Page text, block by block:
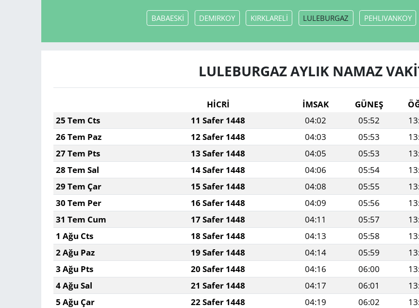
BABAESKİ DEMIRKOY KIRKLARELİ LULEBURGAZ PEHLIVANKOY
LULEBURGAZ AYLIK NAMAZ
HİCRİ İMSAK GÜNEŞ
25 Tem Cts
11 Safer 1448 04:02 05:52
26 Tem Paz
12 Safer 1448 04:03 05:53
27 Tem Pts
13 Safer 1448 04:05 05:53
28 Tem Sal
14 Safer 1448 04:06 05:54
29 Tem Çar
15 Safer 1448 04:08 05:55
30 Tem Per
16 Safer 1448 04:09 05:56
31 Tem Cum
17 Safer 1448 04:11 05:57
1 Ağu Cts
18 Safer 1448 04:13 05:58
2 Ağu Paz
19 Safer 1448 04:14 05:59
3 Ağu Pts
20 Safer 1448 04:16 06:00
4 Ağu Sal
21 Safer 1448 04:17 06:01
5 Ağu Çar
22 Safer 1448 04:19 06:02